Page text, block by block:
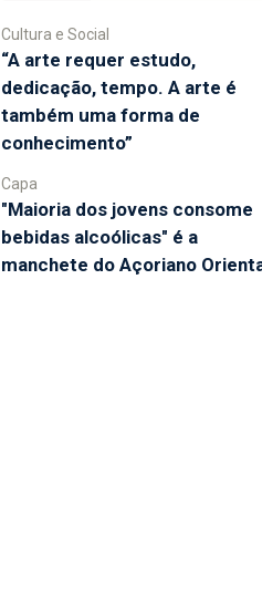
Cultura e Social
“A arte requer estudo,
dedicação, tempo. A arte é
também uma forma de
conhecimento”
Capa
"Maioria dos jovens consome
bebidas alcoólicas" é a
manchete do Açoriano